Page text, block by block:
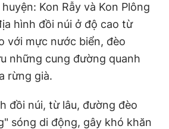
Bạn cần biết
Liên hệ quảng cáo
Kon Rẫy và Kon Plông
hình đồi núi ở độ cao từ
với mực nước biển, đèo
những cung đường quanh
rừng già.
đồi núi, từ lâu, đường đèo
sóng di động, gây khó khăn